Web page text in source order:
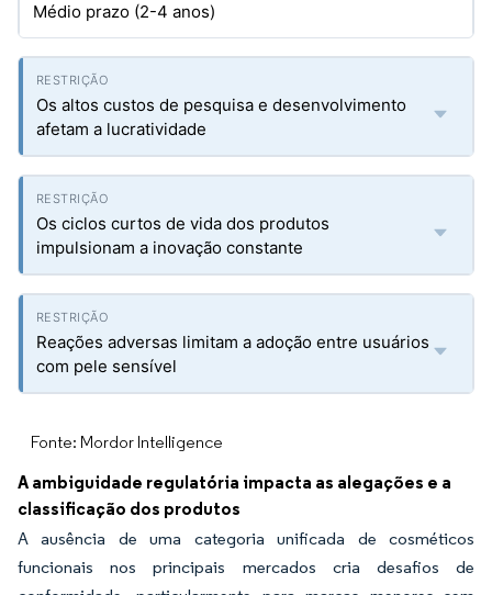
Médio prazo (2-4 anos)
Os altos custos de pesquisa e desenvolvimento
afetam a lucratividade
Os ciclos curtos de vida dos produtos
impulsionam a inovação constante
Reações adversas limitam a adoção entre usuários
com pele sensível
Fonte: Mordor Intelligence
A ambiguidade regulatória impacta as alegações e a
classificação dos produtos
A ausência de uma categoria unificada de cosméticos
funcionais nos principais mercados cria desafios de